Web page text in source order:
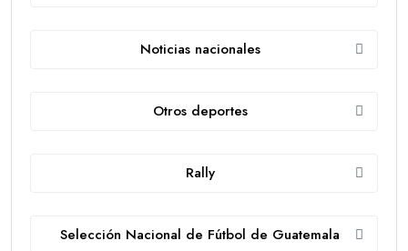
Noticias nacionales
Otros deportes
Rally
Selección Nacional de Fútbol de Guatemala